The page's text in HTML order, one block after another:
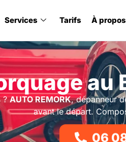
Services Tarifs À propos
au
?AUTO REMORK, dépanneur
avant le départ.
06